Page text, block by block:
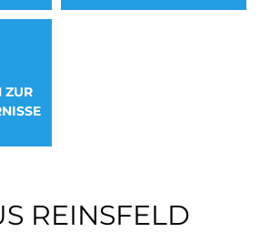
ZUR
REINSFELD